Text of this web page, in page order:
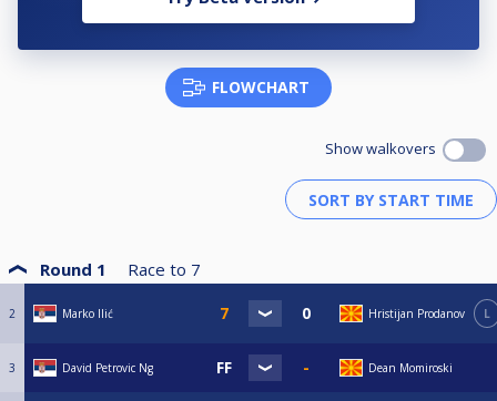
FLOWCHART
Show walkovers
Round 1 Race to 7
2 Marko Ilić Hristijan Prodanov L
3 David Petrovic Ng Dean Momiroski